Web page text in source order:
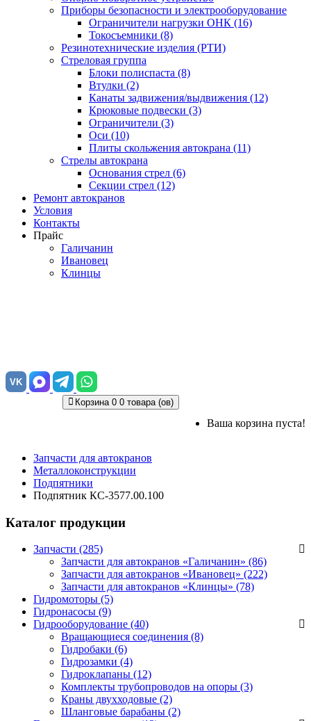
Приборы безопасности и электрооборудование
Ограничители нагрузки ОНК (16)
Токосъемники (8)
Резинотехнические изделия (РТИ)
Стреловая группа
Блоки полиспаста (8)
Втулки (2)
Канаты задвижения/выдвижения (12)
Крюковые подвески (3)
Ограничители (3)
Оси (10)
Плиты скольжения автокрана (11)
Стрелы автокрана
Основания стрел (6)
Секции стрел (12)
Ремонт автокранов
Условия
Контакты
Прайс
Галичанин
Ивановец
Клинцы
VK
Корзина 0 0 товара (ов)
Ваша корзина пуста!
Запчасти для автокранов
Металлоконструкции
Подпятники
Подпятник КС-3577.00.100
Каталог продукции
Запчасти (285)
Запчасти для автокранов «Галичанин» (86)
Запчасти для автокранов «Ивановец» (222)
Запчасти для автокранов «Клинцы» (78)
Гидромоторы (5)
Гидронасосы (9)
Гидрооборудование (40)
Вращающиеся соединения (8)
Гидробаки (6)
Гидрозамки (4)
Гидроклапаны (12)
Комплекты трубопроводов на опоры (3)
Краны двухходовые (2)
Шланговые барабаны (2)